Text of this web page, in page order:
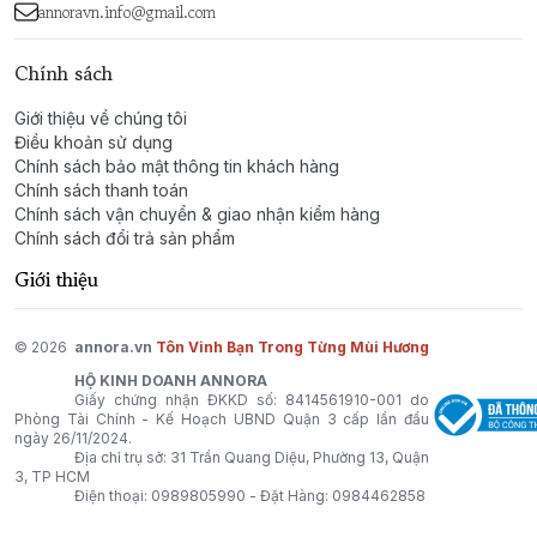
dịp quan trọng hoặc khi bạn muốn thể hiện phong
Wanted by Azzaro – Một hành trình hương thơm đầy
thử thách, tôn vinh sự nam tính và bản lĩnh của người
đàn ông tự do.
annoravn.info@gmail.com
Chính sách
Giới thiệu về chúng tôi
Điều khoản sử dụng
Chính sách bảo mật thông tin khách hàng
Chính sách thanh toán
Chính sách vận chuyển & giao nhận kiểm hàng
Chính sách đổi trả sản phẩm
Giới thiệu
© 2026 annora.vn Tôn Vinh Bạn Trong Từng Mùi Hương
HỘ KINH DOANH ANNORA
Giấy chứng nhận ĐKKD số: 8414561910-001 do
Phòng Tài Chính - Kế Hoạch UBND Quận 3 cấp lần đầu
ngày 26/11/2024.
Địa chỉ trụ sở: 31 Trần Quang Diệu, Phường 13, Quận
3, TP HCM
Điện thoại: 0989805990 - Đặt Hàng: 0984462858